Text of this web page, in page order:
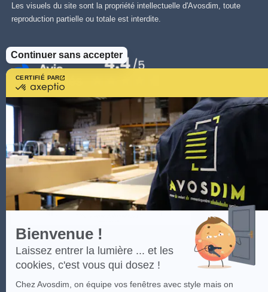
CERTIFIÉ PAR
savoir
plus
sur
Axeptio
Bienvenue !
Laissez entrer la lumière ... et les
cookies, c'est vous qui dosez !
Chez Avosdim, on équipe vos fenêtres avec style mais on
Continuer sans accepter
Les visuels du site sont la propriété intellectuelle d'Avosdim, toute
reproduction partielle ou totale est interdite.